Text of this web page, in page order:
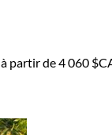
à partir de4 060